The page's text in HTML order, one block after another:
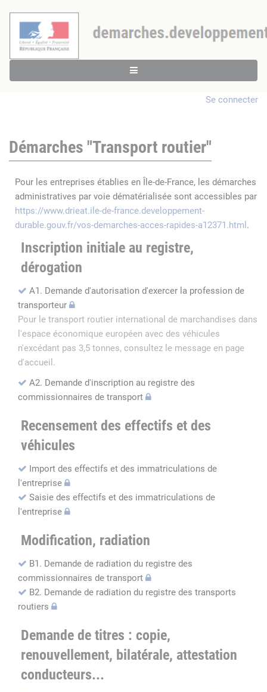
Se connecter
Démarches "Transport routier"
Pour les entreprises établies en Île-de-France, les démarches
administratives par voie dématérialisée sont accessibles par
https://www.drieat.ile-de-france.developpement-
durable.gouv.fr/vos-demarches-acces-rapides-a12371.html .
Inscription initiale au registre,
dérogation
A1. Demande d'autorisation d'exercer la profession de
transporteur
Pour le transport routier international de marchandises dans
l'espace économique européen avec des véhicules
n'excédant pas 3,5 tonnes, consultez le message en page
d'accueil.
A2. Demande d'inscription au registre des
commissionnaires de transport
Recensement des effectifs et des
véhicules
Import des effectifs et des immatriculations de
l'entreprise
Saisie des effectifs et des immatriculations de
l'entreprise
Modification, radiation
B1. Demande de radiation du registre des
commissionnaires de transport
B2. Demande de radiation du registre des transports
routiers
Demande de titres : copie,
renouvellement, bilatérale, attestation
conducteurs...